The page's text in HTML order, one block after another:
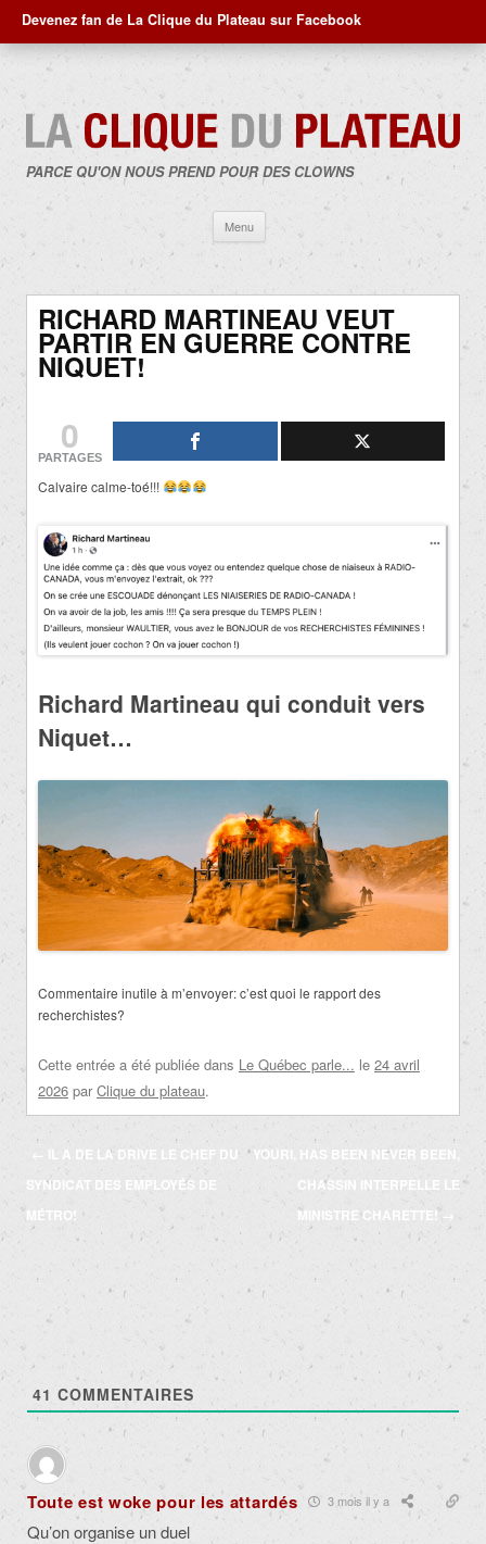
Devenez fan de La Clique du Plateau sur Facebook
PARCE QU'ON NOUS PREND POUR DES CLOWNS
Menu
contenu
RICHARD MARTINEAU VEUT
PARTIR EN GUERRE CONTRE
NIQUET!
0
PARTAGES
Calvaire calme-toé!!!
Richard Martineau qui conduit vers
Niquet…
Commentaire inutile à m’envoyer: c’est quoi le rapport des
recherchistes?
Cette entrée a été publiée dans Le Québec parle... le 24 avril
2026 par Clique du plateau.
Navigation
des
articles
← IL A DE LA DRIVE LE CHEF DU
SYNDICAT DES EMPLOYÉS DE
MÉTRO!
YOURI, HAS BEEN NEVER BEEN,
CHASSIN INTERPELLE LE
MINISTRE CHARETTE! →
41 COMMENTAIRES
Toute est woke pour les attardés 3 mois il y a
Qu’on organise un duel